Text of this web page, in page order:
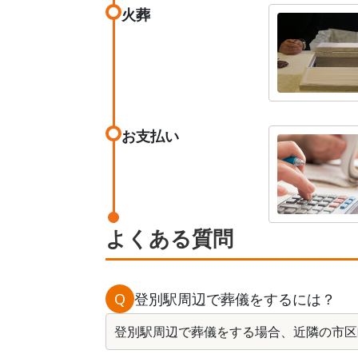
火葬
お支払い
よくある質問
Q 登別駅周辺で葬儀をするには？
登別駅周辺で葬儀をする場合、近隣の市